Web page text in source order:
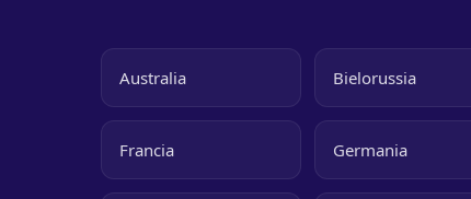
Australia Bielorussia
Francia Germania